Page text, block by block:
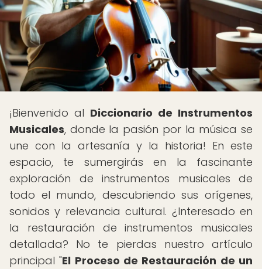
¡Bienvenido al Diccionario de Instrumentos
Musicales, donde la pasión por la música se
une con la artesanía y la historia! En este
espacio, te sumergirás en la fascinante
exploración de instrumentos musicales de
todo el mundo, descubriendo sus orígenes,
sonidos y relevancia cultural. ¿Interesado en
la restauración de instrumentos musicales
detallada? No te pierdas nuestro artículo
principal "El Proceso de Restauración de un